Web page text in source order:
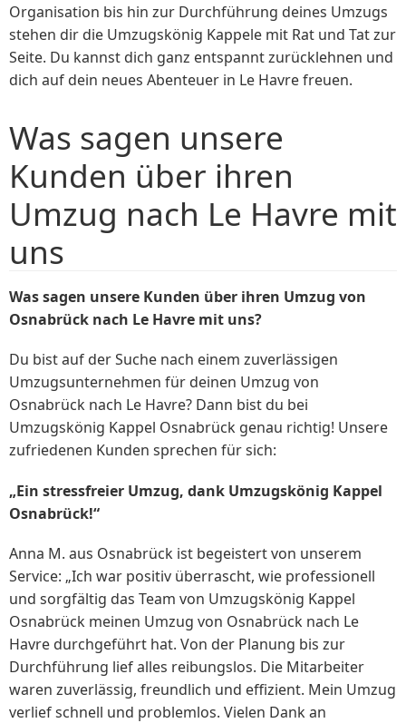
Organisation bis hin zur Durchführung deines Umzugs
stehen dir die Umzugskönig Kappele mit Rat und Tat zur
Seite. Du kannst dich ganz entspannt zurücklehnen und
dich auf dein neues Abenteuer in Le Havre freuen.
Was sagen unsere
Kunden über ihren
Umzug nach Le Havre mit
uns
Was sagen unsere Kunden über ihren Umzug von
Osnabrück nach Le Havre mit uns?
Du bist auf der Suche nach einem zuverlässigen
Umzugsunternehmen für deinen Umzug von
Osnabrück nach Le Havre? Dann bist du bei
Umzugskönig Kappel Osnabrück genau richtig! Unsere
zufriedenen Kunden sprechen für sich:
„Ein stressfreier Umzug, dank Umzugskönig Kappel
Osnabrück!“
Anna M. aus Osnabrück ist begeistert von unserem
Service: „Ich war positiv überrascht, wie professionell
und sorgfältig das Team von Umzugskönig Kappel
Osnabrück meinen Umzug von Osnabrück nach Le
Havre durchgeführt hat. Von der Planung bis zur
Durchführung lief alles reibungslos. Die Mitarbeiter
waren zuverlässig, freundlich und effizient. Mein Umzug
verlief schnell und problemlos. Vielen Dank an